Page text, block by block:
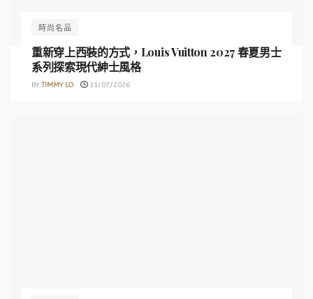
時尚名品
重新穿上西裝的方式，Louis Vuitton 2027 春夏男士
系列探索現代紳士風格
BY TIMMY LO 31/07/2026